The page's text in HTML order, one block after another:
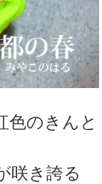
色のきんと
咲き誇る